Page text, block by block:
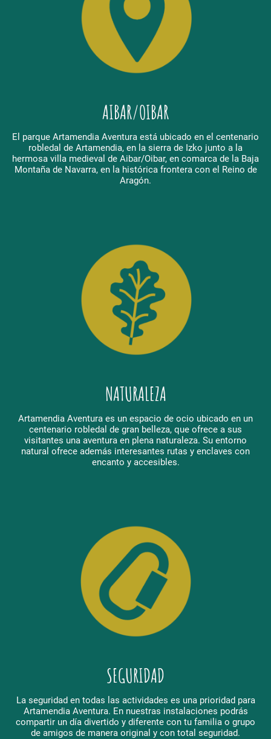
AIBAR/OIBAR
El parque Artamendia Aventura está ubicado en el centenario
robledal de Artamendia, en la sierra de Izko junto a la
hermosa villa medieval de Aibar/Oibar, en comarca de la Baja
Montaña de Navarra, en la histórica frontera con el Reino de
Aragón.
NATURALEZA
Artamendia Aventura es un espacio de ocio ubicado en un
centenario robledal de gran belleza, que ofrece a sus
visitantes una aventura en plena naturaleza. Su entorno
natural ofrece además interesantes rutas y enclaves con
encanto y accesibles.
SEGURIDAD
La seguridad en todas las actividades es una prioridad para
Artamendia Aventura. En nuestras instalaciones podrás
compartir un día divertido y diferente con tu familia o grupo
de amigos de manera original y con total seguridad.